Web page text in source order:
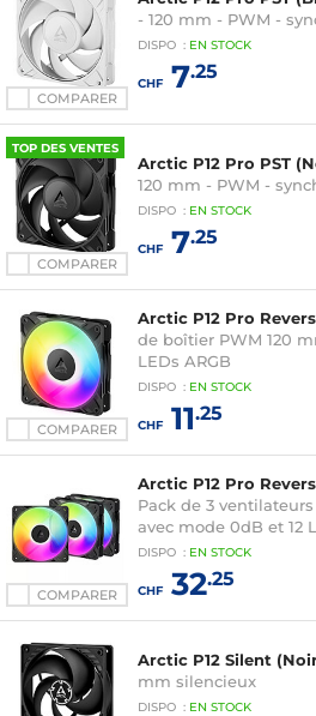
COMPARER
- 120 mm - PWM -
DISPO : EN STOCK
CHF7.25
TOP DES VENTES
COMPARER
Arctic P12 Pro PST
120 mm - PWM -
DISPO : EN STOCK
CHF7.25
COMPARER
Arctic P12 Pro
de boîtier PWM 120
LEDs ARGB
DISPO : EN STOCK
CHF11.25
COMPARER
Arctic P12 Pro
Pack de 3
avec mode 0dB et 12
DISPO : EN STOCK
CHF32.25
Arctic P12 Silent
mm silencieux
DISPO : EN STOCK